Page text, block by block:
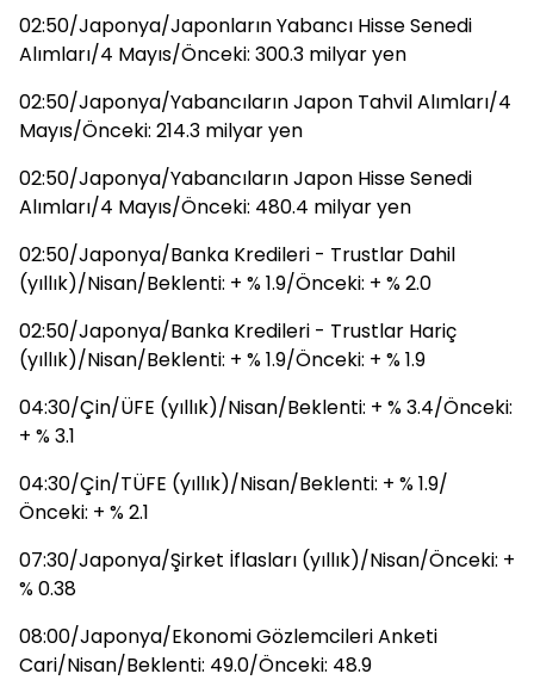
02:50/Japonya/Japonların Yabancı Hisse Senedi
Alımları/4 Mayıs/Önceki: 300.3 milyar yen
02:50/Japonya/Yabancıların Japon Tahvil Alımları/4
Mayıs/Önceki: 214.3 milyar yen
02:50/Japonya/Yabancıların Japon Hisse Senedi
Alımları/4 Mayıs/Önceki: 480.4 milyar yen
02:50/Japonya/Banka Kredileri - Trustlar Dahil
(yıllık)/Nisan/Beklenti: + % 1.9/Önceki: + % 2.0
02:50/Japonya/Banka Kredileri - Trustlar Hariç
(yıllık)/Nisan/Beklenti: + % 1.9/Önceki: + % 1.9
04:30/Çin/ÜFE (yıllık)/Nisan/Beklenti: + % 3.4/Önceki:
+ % 3.1
04:30/Çin/TÜFE (yıllık)/Nisan/Beklenti: + % 1.9/
Önceki: + % 2.1
07:30/Japonya/Şirket İflasları (yıllık)/Nisan/Önceki: +
% 0.38
08:00/Japonya/Ekonomi Gözlemcileri Anketi
Cari/Nisan/Beklenti: 49.0/Önceki: 48.9